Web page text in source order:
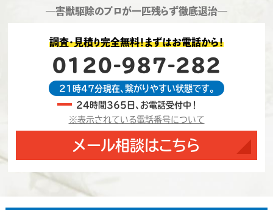
―害獣駆除のプロが一匹残らず徹底退治―
調査・見積り完全無料！まずはお電話から！
0120-987-282
21時47分現在、繋がりやすい状態です。
24時間365日、お電話受付中！
※表示されている電話番号について
メール相談はこちら